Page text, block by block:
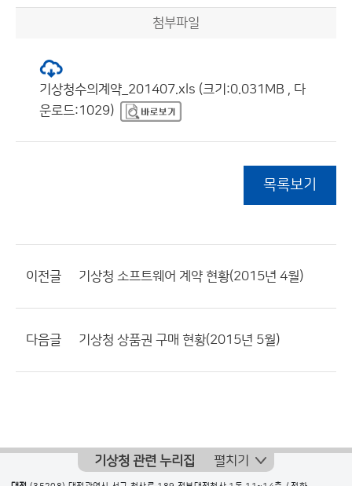
첨부파일
기상청수의계약_201407.xls (크기:0.031MB , 다
운로드:1029)
목록보기
이전글 기상청 소프트웨어 계약 현황(2015년 4월)
다음글 기상청 상품권 구매 현황(2015년 5월)
기상청 관련 누리집 펼치기